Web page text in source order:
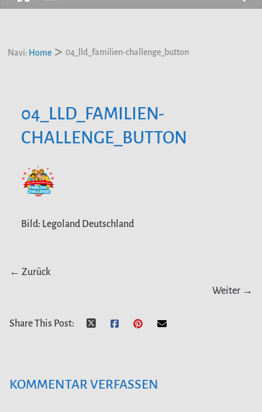
Navi: Home 04_lld_familien-challenge_button
04_LLD_FAMILIEN-
CHALLENGE_BUTTON
Bild: Legoland Deutschland
← Zurück
Weiter →
Share This Post:
KOMMENTAR VERFASSEN